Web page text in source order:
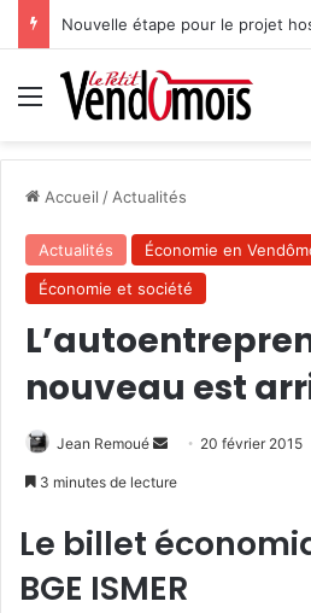
Nouvelle étape pour le projet
Menu
Accueil / Actualités
Actualités
Économie en
Économie et société
nouveau est
Jean Remoué
o
y
e
20 février 2015
3 minutes de lecture
Le billet
BGE ISMER